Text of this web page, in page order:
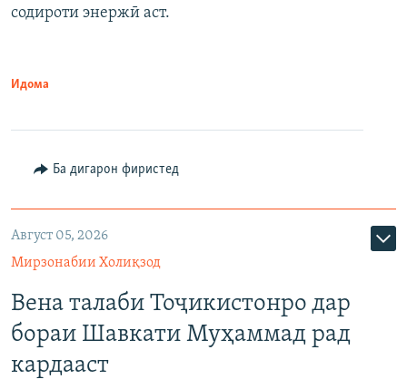
содироти энержӣ аст.
Идома
Ба дигарон фиристед
Август 05, 2026
Мирзонабии Холиқзод
Вена талаби Тоҷикистонро дар
бораи Шавкати Муҳаммад рад
кардааст